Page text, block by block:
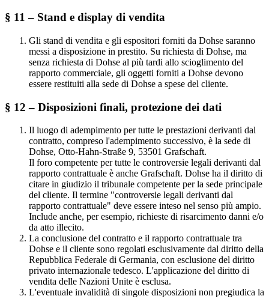
§ 11 – Stand e display di vendita
Gli stand di vendita e gli espositori forniti da Dohse saranno
messi a disposizione in prestito. Su richiesta di Dohse, ma
senza richiesta di Dohse al più tardi allo scioglimento del
rapporto commerciale, gli oggetti forniti a Dohse devono
essere restituiti alla sede di Dohse a spese del cliente.
§ 12 – Disposizioni finali, protezione dei dati
Il luogo di adempimento per tutte le prestazioni derivanti dal
contratto, compreso l'adempimento successivo, è la sede di
Dohse, Otto-Hahn-Straße 9, 53501 Grafschaft.
Il foro competente per tutte le controversie legali derivanti dal
rapporto contrattuale è anche Grafschaft. Dohse ha il diritto di
citare in giudizio il tribunale competente per la sede principale
del cliente. Il termine "controversie legali derivanti dal
rapporto contrattuale" deve essere inteso nel senso più ampio.
Include anche, per esempio, richieste di risarcimento danni e/o
da atto illecito.
La conclusione del contratto e il rapporto contrattuale tra
Dohse e il cliente sono regolati esclusivamente dal diritto della
Repubblica Federale di Germania, con esclusione del diritto
privato internazionale tedesco. L'applicazione del diritto di
vendita delle Nazioni Unite è esclusa.
L'eventuale invalidità di singole disposizioni non pregiudica la